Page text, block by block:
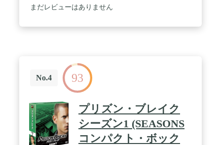
まだレビューはありません
No.4 93
プリズン・ブレイク
シーズン1 (SEASONS
コンパクト・ボック